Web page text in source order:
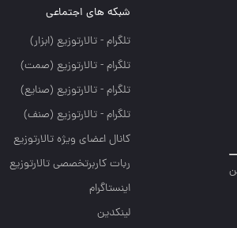
شبکه های اجتماعی
تلگرام - تالارتوزيع (ابزار)
تلگرام - تالارتوزيع (صمت)
تلگرام - تالارتوزيع (صنايع)
تلگرام - تالارتوزیع (صنف)
کانال اعضای ویژه تالارتوزیع
ربات کاربرتخصصی تالارتوزیع
اینستاگرام
لینکدین